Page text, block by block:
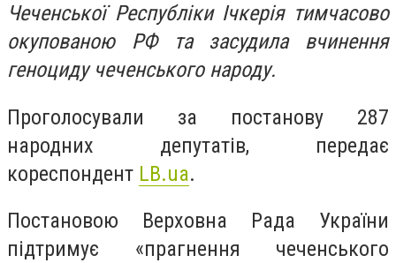
Чеченської Республіки Ічкерія тимчасово
окупованою РФ та засудила вчинення
геноциду чеченського народу.
Проголосували за постанову 287
народних депутатів, передає
кореспондент LB.ua.
Постановою Верховна Рада України
підтримує «прагнення чеченського